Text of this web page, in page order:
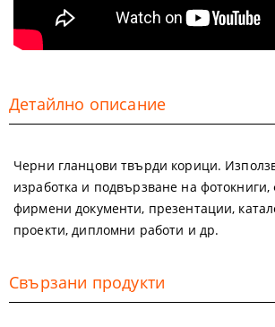
Детайлно описание
Черни гланцови твърди корици.
изработка и подвързване на фотокниги,
фирмени документи, презентации,
проекти, дипломни работи и др.
Свързани продукти